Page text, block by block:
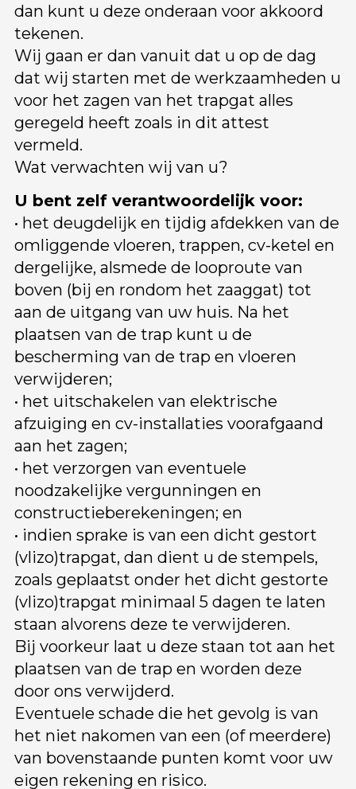
dan kunt u deze onderaan voor akkoord
tekenen.
Wij gaan er dan vanuit dat u op de dag
dat wij starten met de werkzaamheden u
voor het zagen van het trapgat alles
geregeld heeft zoals in dit attest
vermeld.
Wat verwachten wij van u?
U bent zelf verantwoordelijk voor:
• het deugdelijk en tijdig afdekken van de
omliggende vloeren, trappen, cv-ketel en
dergelijke, alsmede de looproute van
boven (bij en rondom het zaaggat) tot
aan de uitgang van uw huis. Na het
plaatsen van de trap kunt u de
bescherming van de trap en vloeren
verwijderen;
• het uitschakelen van elektrische
afzuiging en cv-installaties voorafgaand
aan het zagen;
• het verzorgen van eventuele
noodzakelijke vergunningen en
constructieberekeningen; en
• indien sprake is van een dicht gestort
(vlizo)trapgat, dan dient u de stempels,
zoals geplaatst onder het dicht gestorte
(vlizo)trapgat minimaal 5 dagen te laten
staan alvorens deze te verwijderen.
Bij voorkeur laat u deze staan tot aan het
plaatsen van de trap en worden deze
door ons verwijderd.
Eventuele schade die het gevolg is van
het niet nakomen van een (of meerdere)
van bovenstaande punten komt voor uw
eigen rekening en risico.